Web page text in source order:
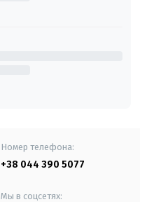
Номер телефона:
+38 044 390 5077
Мы в соцсетях: